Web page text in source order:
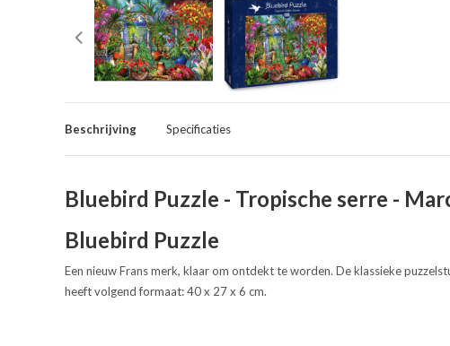
Beschrijving Specificaties
Bluebird Puzzle - Tropische serre -
Bluebird Puzzle
Een nieuw Frans merk, klaar om ontdekt te worden. De klassieke
heeft volgend formaat: 40 x 27 x 6 cm.